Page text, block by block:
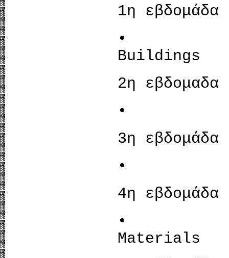
1η εβδομάδα
•
Buildings
2η εβδομαδα
•
3η εβδομάδα
•
4η εβδομάδα
•
Materials